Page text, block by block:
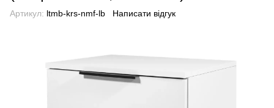
Артикул: ltmb-krs-nmf-lb Написати відгук